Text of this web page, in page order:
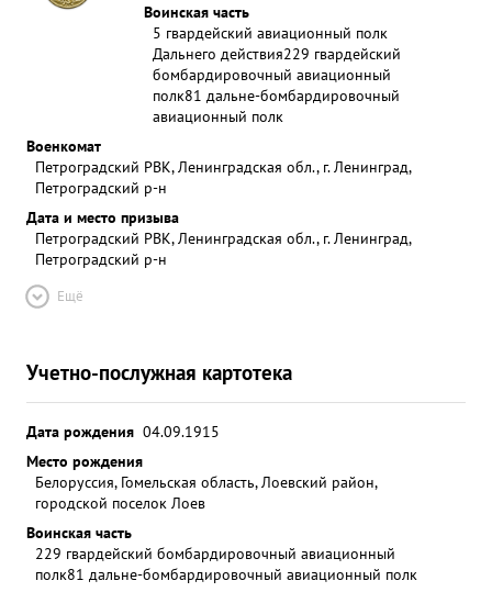
Воинская часть
5 гвардейский авиационный полк
Дальнего действия229 гвардейский
бомбардировочный авиационный
полк81 дальне-бомбардировочный
авиационный полк
Военкомат
Петроградский РВК, Ленинградская обл., г. Ленинград,
Петроградский р-н
Дата и место призыва
Петроградский РВК, Ленинградская обл., г. Ленинград,
Петроградский р-н
Ещё
Учетно-послужная картотека
Дата рождения 04.09.1915
Место рождения
Белоруссия, Гомельская область, Лоевский район,
городской поселок Лоев
Воинская часть
229 гвардейский бомбардировочный авиационный
полк81 дальне-бомбардировочный авиационный полк